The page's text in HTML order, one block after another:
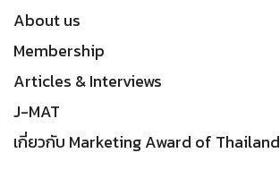
About us
Membership
Articles & Interviews
J-MAT
เกี่ยวกับ Marketing Award of Thailand